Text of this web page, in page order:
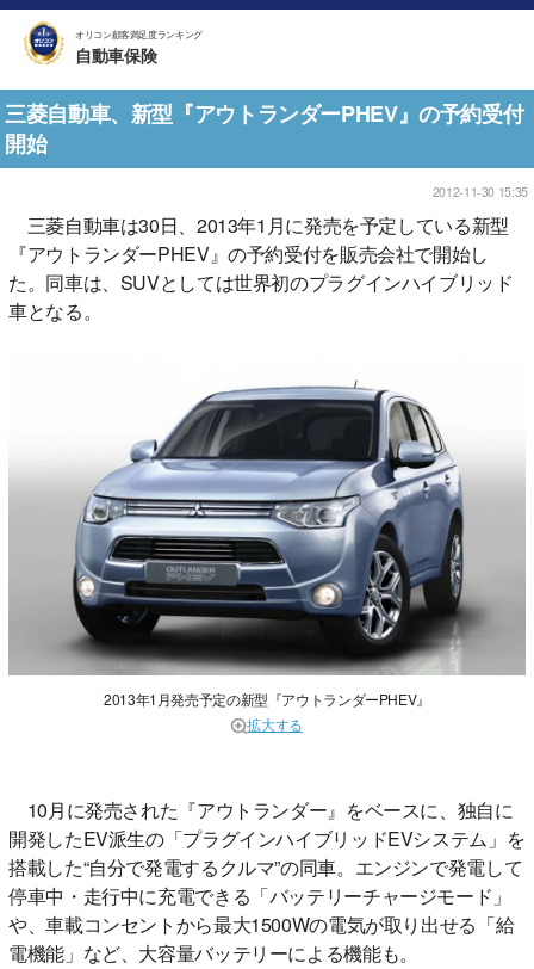
オリコン顧客満足度ランキング
自動車保険
三菱自動車、新型『アウトランダーPHEV』の予約受付
開始
2012-11-30 15:35
三菱自動車は30日、2013年1月に発売を予定している新型
『アウトランダーPHEV』の予約受付を販売会社で開始し
た。同車は、SUVとしては世界初のプラグインハイブリッド
車となる。
2013年1月発売予定の新型『アウトランダーPHEV』
拡大する
10月に発売された『アウトランダー』をベースに、独自に
開発したEV派生の「プラグインハイブリッドEVシステム」を
搭載した“自分で発電するクルマ”の同車。エンジンで発電して
停車中・走行中に充電できる「バッテリーチャージモード」
や、車載コンセントから最大1500Wの電気が取り出せる「給
電機能」など、大容量バッテリーによる機能も。